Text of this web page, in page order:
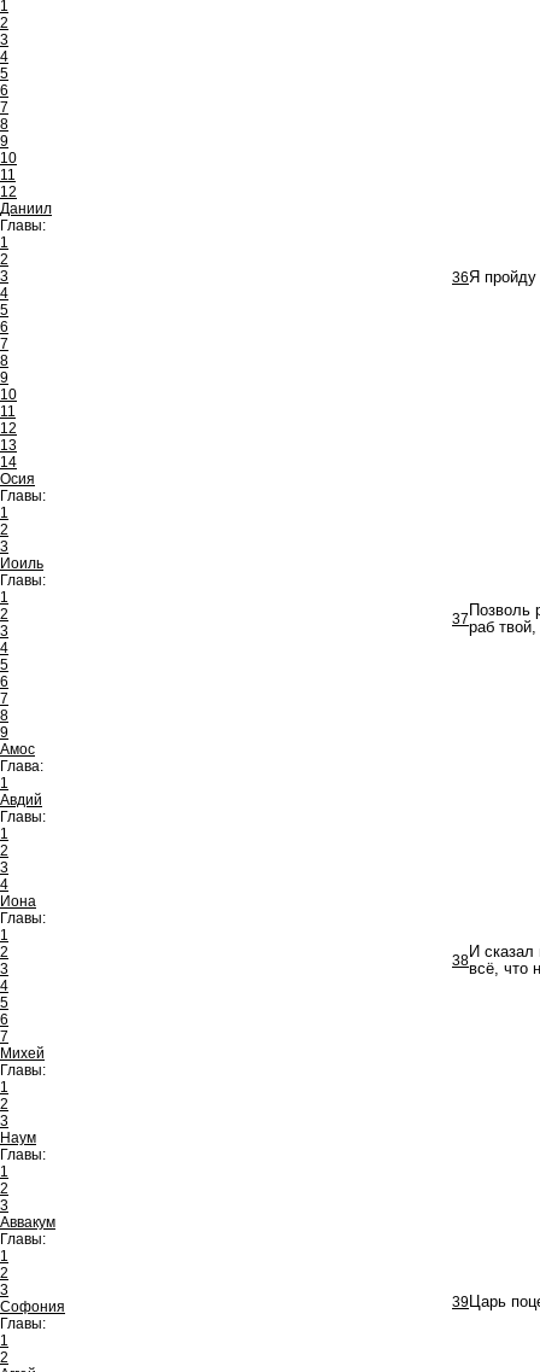
1
2
3
4
5
6
7
8
9
10
11
12
Даниил
Главы:
1
2
3
4
5
6
7
8
9
10
11
12
13
14
Осия
Главы:
1
2
3
Иоиль
Главы:
1
2
3
4
5
6
7
8
9
Амос
Глава:
1
Авдий
Главы:
1
2
3
4
Иона
Главы:
1
2
3
4
5
6
7
Михей
Главы:
1
2
3
Наум
Главы:
1
2
3
Аввакум
Главы:
1
2
3
Софония
Главы:
1
2
36Я пройду
37раб
38И
всё, что
39Царь